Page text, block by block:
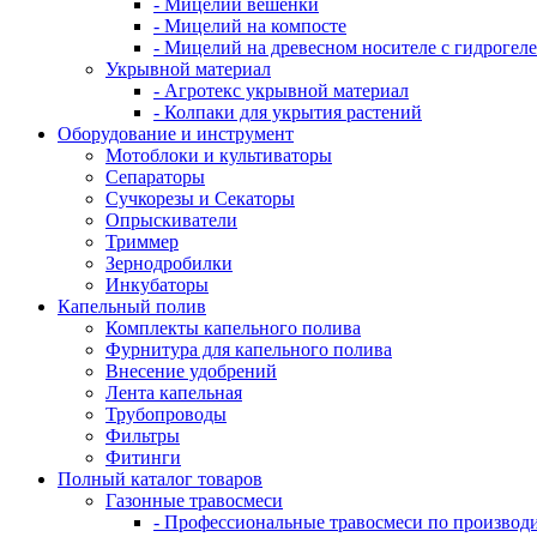
- Мицелий вешенки
- Мицелий на компосте
- Мицелий на древесном носителе с
Укрывной материал
- Агротекс укрывной материал
- Колпаки для укрытия растений
Оборудование и инструмент
Мотоблоки и культиваторы
Сепараторы
Сучкорезы и Секаторы
Опрыскиватели
Триммер
Зернодробилки
Инкубаторы
Капельный полив
Комплекты капельного полива
Фурнитура для капельного полива
Внесение удобрений
Лента капельная
Трубопроводы
Фильтры
Фитинги
Полный каталог товаров
Газонные травосмеси
- Профессиональные травосмеси по